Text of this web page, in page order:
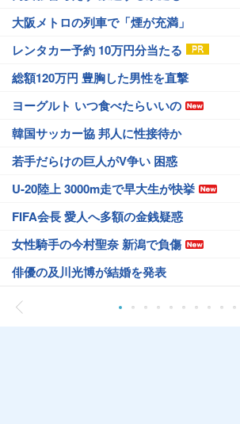
大阪メトロの列車で「煙が充満」
レンタカー予約 10万円分当たる
総額120万円 豊胸した男性を直撃
ヨーグルト いつ食べたらいいの
韓国サッカー協 邦人に性接待か
若手だらけの巨人がV争い 困惑
U-20陸上 3000m走で早大生が快挙
FIFA会長 愛人へ多額の金銭疑惑
女性騎手の今村聖奈 新潟で負傷
俳優の及川光博が結婚を発表